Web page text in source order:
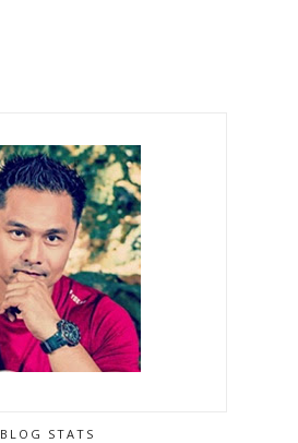
BLOG STATS